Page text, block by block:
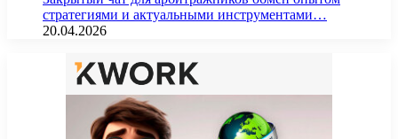
стратегиями и актуальными инструментами…
20.04.2026